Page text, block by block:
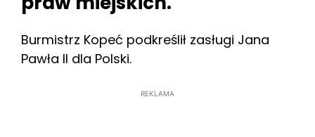
Burmistrz Kopeć podkreślił zasługi Jana
Pawła II dla Polski.
REKLAMA